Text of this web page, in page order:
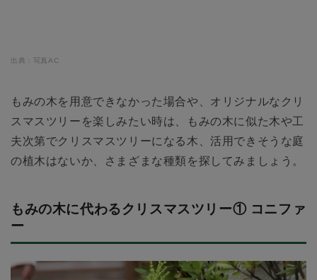
出典：写真AC
もみの木を用意できなかった場合や、オリジナルなクリ
スマスツリーを楽しみたい時は、もみの木に似た木や工
夫次第でクリスマスツリーになる木、活用できそうな庭
の植木はないか、さまざまな種類を探してみましょう。
もみの木に代わるクリスマスツリー① コニファ
ー